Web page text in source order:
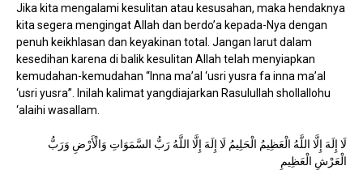
Jika kita mengalami kesulitan atau kesusahan, maka hendaknya
kita segera mengingat Allah dan berdo’a kepada-Nya dengan
penuh keikhlasan dan keyakinan total. Jangan larut dalam
kesedihan karena di balik kesulitan Allah telah menyiapkan
kemudahan-kemudahan “Inna ma’al ‘usri yusra fa inna ma’al
‘usri yusra”. Inilah kalimat yangdiajarkan Rasulullah shollallohu
‘alaihi wasallam.
لَا إِلَهَ إِلَّا اللَّهُ الْعَظِيمُ الْحَلِيمُ لَا إِلَهَ إِلَّا اللَّهُ رَبُّ السَّمَوَاتِ وَالْأَرْضِ وَرَبُّ
الْعَرْشِ الْعَظِيمِ